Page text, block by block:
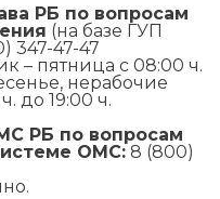
РБ по вопросам
(на базе ГУП
347-47-47
– пятница с 08:00 ч.
нерабочие
до 19:00 ч.
РБ по вопросам
ОМС: 8 (800)